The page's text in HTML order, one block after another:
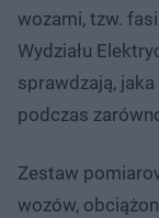
wozami, tzw.
Wydziału
sprawdzają, jaka
podczas
Zestaw
wozów,